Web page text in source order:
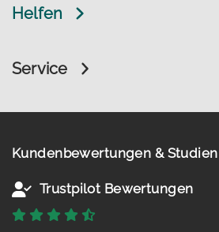
Helfen
Service
Kundenbewertungen & Studien
Trustpilot Bewertungen